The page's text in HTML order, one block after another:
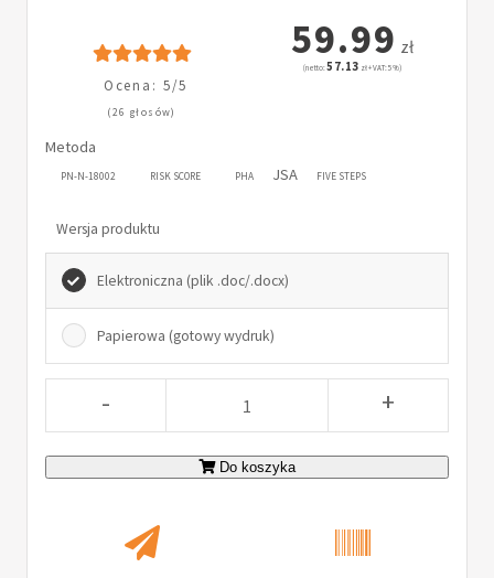
Ocena: 5/5
(26 głosów)
59.99 zł
(netto:57.13 zł + VAT: 5%)
Metoda
PN-N-18002 RISK SCORE PHA JSA FIVE STEPS
Wersja produktu
Elektroniczna (plik .doc/.docx)
Papierowa (gotowy wydruk)
- +
Do koszyka